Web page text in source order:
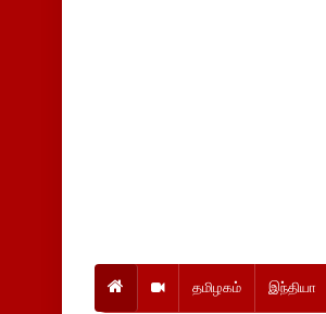
தமிழகம் இந்தியா